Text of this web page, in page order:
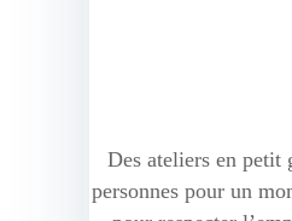
Des ateliers en petit
personnes pour un